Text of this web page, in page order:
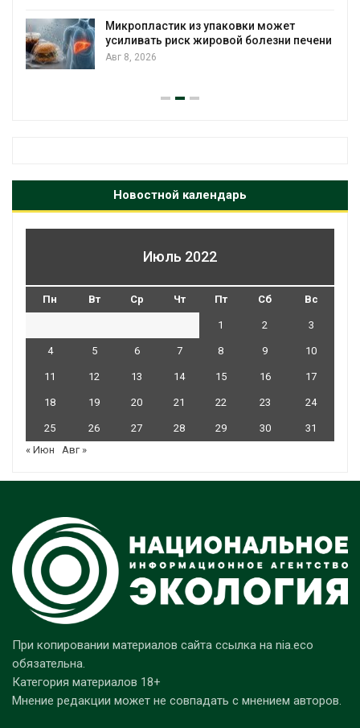
может
печени
Камчатские северные олени
Новостной календарь
Июль 2022
Пн Вт Ср Чт Пт Сб Вс
1 2 3
4 5 6 7 8 9 10
11 12 13 14 15 16 17
18 19 20 21 22 23 24
25 26 27 28 29 30
31
« Июн
Авг »
При копировании материалов сайта ссылка на nia.eco
обязательна.
Категория материалов 18+
Мнение редакции может не совпадать с мнением авторов.